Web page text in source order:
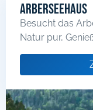
Arberseehaus
Besucht das
Natur pur,